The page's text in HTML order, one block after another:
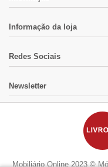
Informação da loja
Redes Sociais
Newsletter
Mobiliário Online 2023 ©